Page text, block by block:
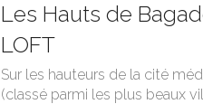
Les Hauts de
LOFT
Sur les hauteurs de la cité
(classé parmi les plus beaux